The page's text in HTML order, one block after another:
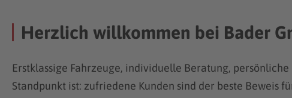
Herzlich willkommen bei Bader
Erstklassige Fahrzeuge, individuelle Beratung,
Standpunkt ist: zufriedene Kunden sind der beste Beweis